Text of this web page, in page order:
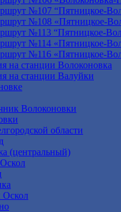
№107 “Пятницкое-
№108 «Пятницкое-
№113 “Пятницкое-
№114 «Пятницкое-
№116 «Пятницкое-
на станции Волоконовка
на станции Валуйки
Волоконовки
области
(центральный)
Оскол